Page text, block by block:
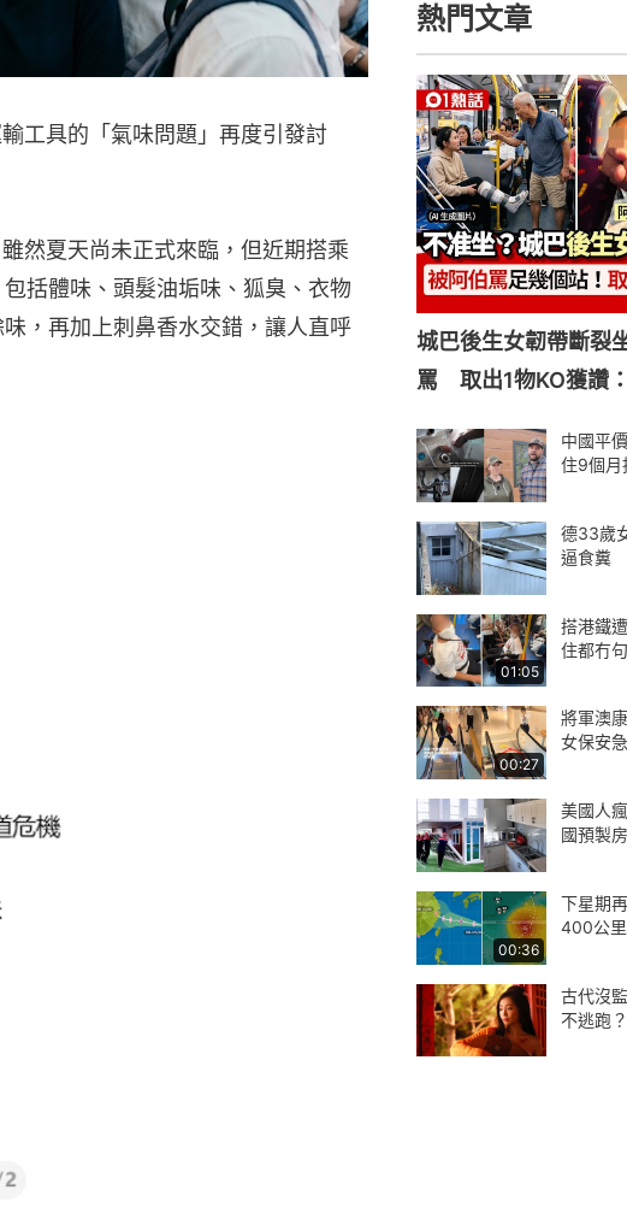
工具的「氣味問題」再度引發討
然夏天尚未正式來臨，但近期搭乘
括體味、頭髮油垢味、狐臭、衣物
，再加上刺鼻香水交錯，讓人直呼
熱門文章
城巴後生女韌帶斷裂
罵 取出1物KO獲讚
中國平
住9個
德33歲
逼食糞
01:05
搭港鐵
住都冇
00:27
將軍澳
女保安
美國人
國預製
00:36
下星期
400公
古代沒
不逃跑